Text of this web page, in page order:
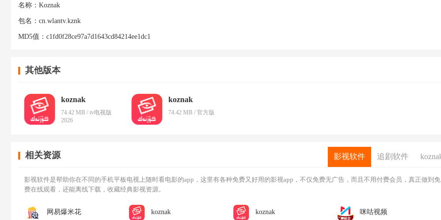
名称： Koznak
包名： cn.wlantv.kznk
MD5值： c1fd0f28ce97a7d1643cd84214ee1dc1
其他版本
koznak
74.42 MB / tv电视版
2026
koznak
74.42 MB / 官方版
相关资源 影视软件 追剧软件
影视软件是帮助你在不同的手机平板电视上随时看电影的app，这里有各种免费又好用的影视app，不仅免费无广告，而且不用付费会员，真正做到免
费在线观看，还能离线下载，收藏经典影视资源。
网易爆米花 koznak koznak 咪咕视频